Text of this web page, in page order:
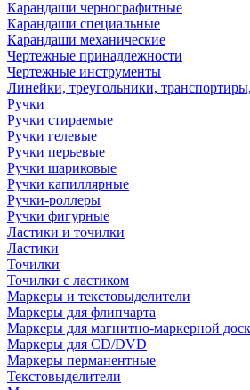
Карандаши чернографитные
Карандаши специальные
Карандаши механические
Чертежные принадлежности
Чертежные инструменты
Линейки, треугольники,
Ручки
Ручки стираемые
Ручки гелевые
Ручки перьевые
Ручки шариковые
Ручки капиллярные
Ручки-роллеры
Ручки фигурные
Ластики и точилки
Ластики
Точилки
Точилки с ластиком
Маркеры и текстовыделители
Маркеры для флипчарта
Маркеры для магнитно-маркерной
Маркеры для CD/DVD
Маркеры перманентные
Текстовыделители